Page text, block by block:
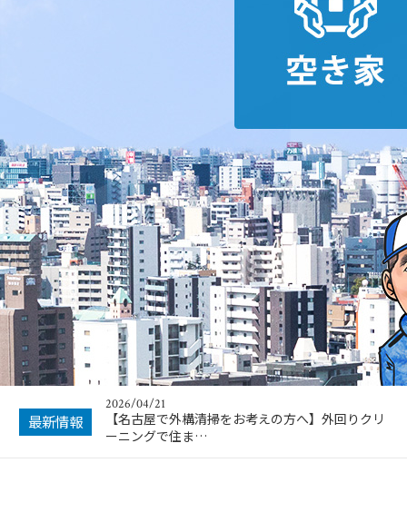
最新情報
2026/04/21
【名古屋で外構清掃をお考えの方へ】外回りクリ
ーニングで住ま…